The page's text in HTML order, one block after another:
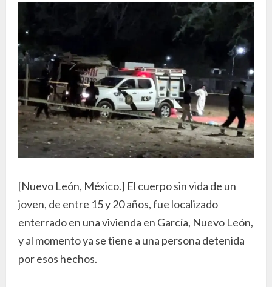
[Nuevo León, México.] El cuerpo sin vida de un
joven, de entre 15 y 20 años, fue localizado
enterrado en una vivienda en García, Nuevo León,
y al momento ya se tiene a una persona detenida
por esos hechos.